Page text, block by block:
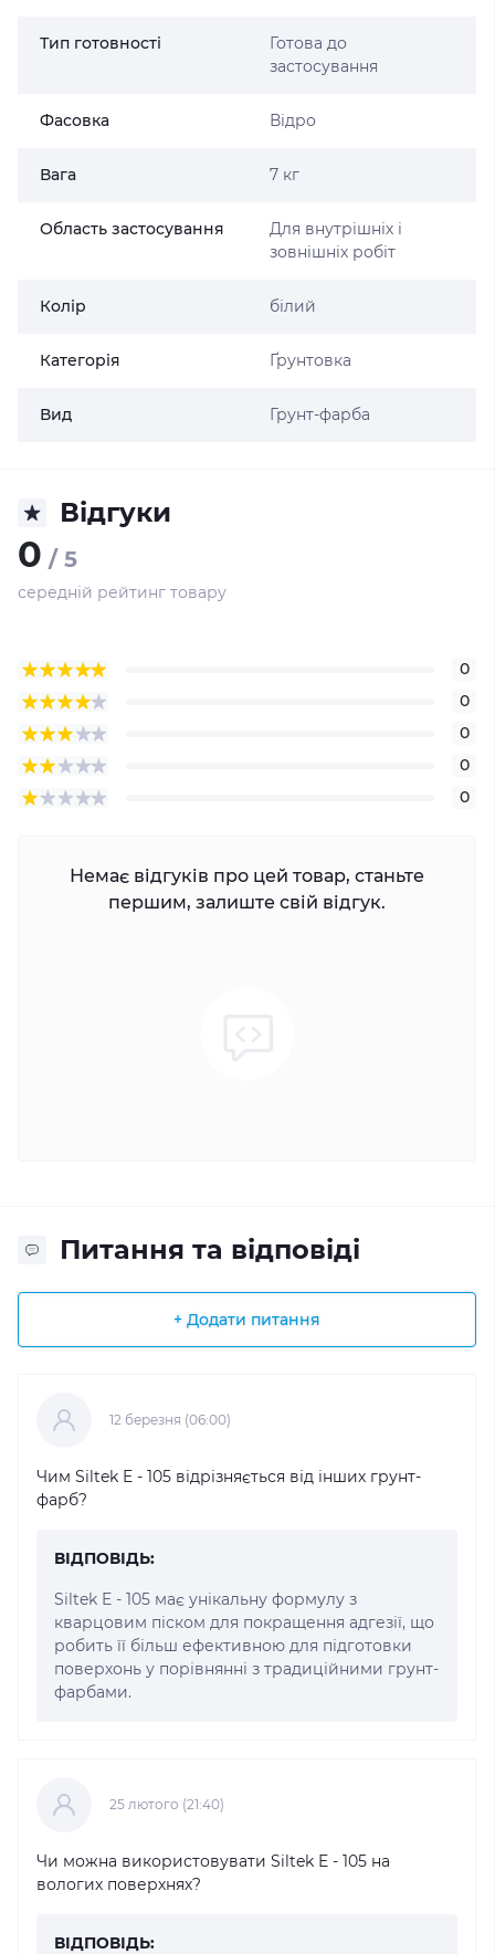
Тип готовності
Готова до
застосування
Фасовка Відро
Вага 7 кг
Область застосування
Для внутрішніх і
зовнішніх робіт
Колір білий
Категорія Ґрунтовка
Вид Грунт-фарба
Відгуки
0 / 5
середній рейтинг товару
0
0
0
0
0
Немає відгуків про цей товар, станьте
першим, залиште свій відгук.
Питання та відповіді
+ Додати питання
12 березня (06:00)
Чим Siltek E - 105 відрізняється від інших грунт-
фарб?
ВІДПОВІДЬ:
Siltek E - 105 має унікальну формулу з
кварцовим піском для покращення адгезії, що
робить її більш ефективною для підготовки
поверхонь у порівнянні з традиційними грунт-
фарбами.
25 лютого (21:40)
Чи можна використовувати Siltek E - 105 на
вологих поверхнях?
ВІДПОВІДЬ: